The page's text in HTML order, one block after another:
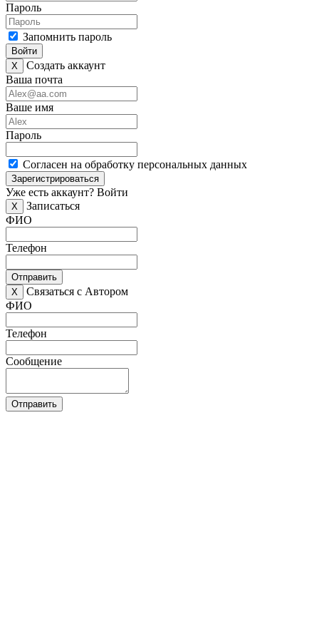
Пароль
Запомнить пароль
Войти
X
Создать аккаунт
Ваша почта
Ваше имя
Пароль
Согласен на обработку персональных данных
Зарегистрироваться
Уже есть аккаунт? Войти
X
Записаться
ФИО
Телефон
Отправить
X
Связаться с Автором
ФИО
Телефон
Сообщение
Отправить